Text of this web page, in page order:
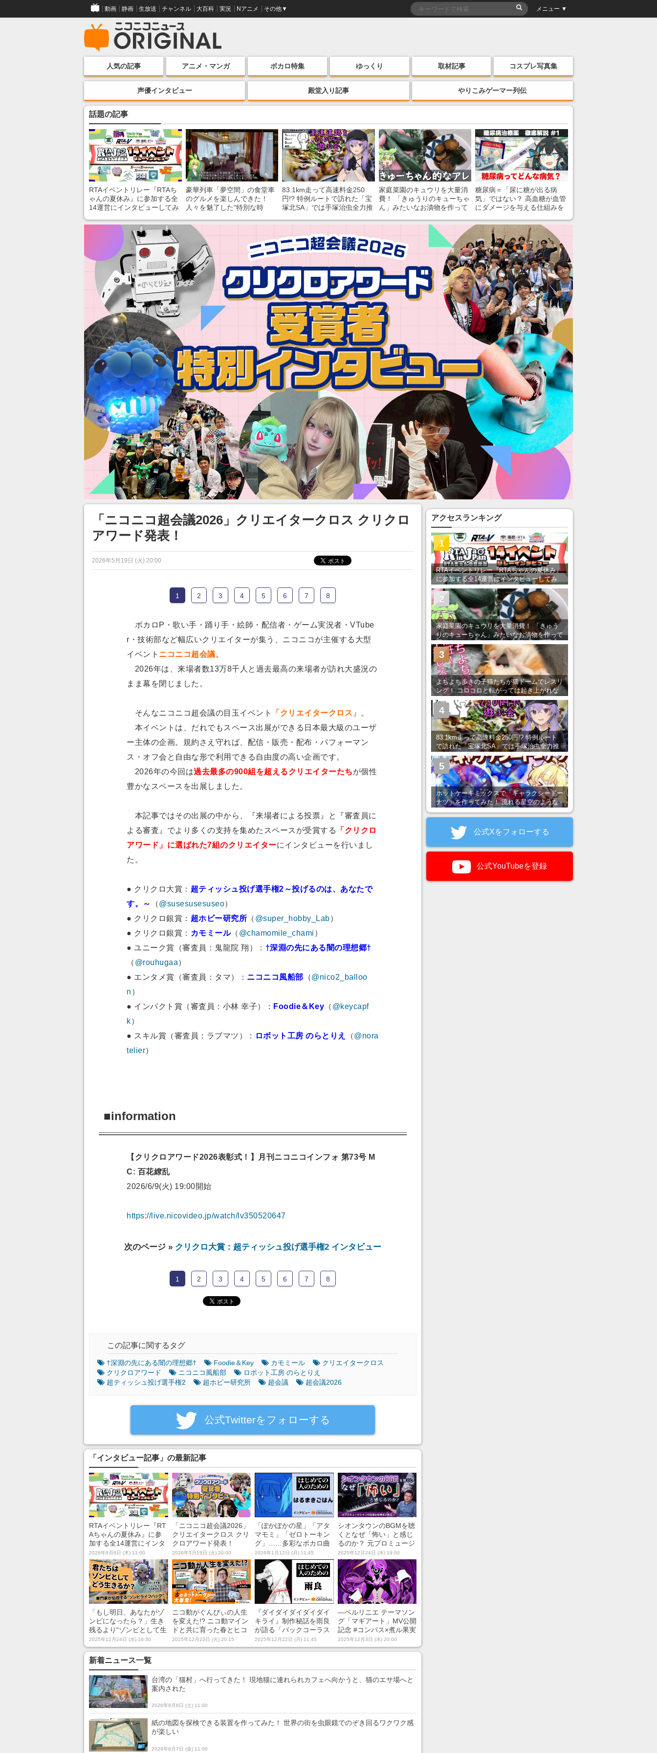
動画 静画 生放送 チャンネル 大百科 実況 Nアニメ その他▼ メニュー ▼
人気の記事 アニメ・マンガ ボカロ特集 ゆっくり 取材記事 コスプレ写真集
声優インタビュー 殿堂入り記事 やりこみゲーマー列伝
話題の記事
RTAイベントリレー『RTAち
ゃんの夏休み』に参加する全
14運営にインタビューしてみ
ンネルの貸し出しを利用し8/9
から1週間にわたって開催
豪華列車「夢空間」の食堂車
のグルメを楽しんできた！
人々を魅了した“特別な時
あ」「行ってみたい」の声
83.1km走って高速料金250
円!? 特例ルートで訪れた「宝
塚北SA」では手塚治虫全力推
家庭菜園のキュウリを大量消
費！ 「きゅうりのキューちゃ
ん」みたいなお漬物を作って
糖尿病＝「尿に糖が出る病
気」ではない？ 高血糖が血管
にダメージを与える仕組みを
「ニコニコ超会議2026」クリエイタークロス クリクロ
アワード発表！
2026年5月19日 (火) 20:00
1 2 3 4 5 6 7 8
ボカロP・歌い手・踊り手・絵師・配信者・ゲーム実況者・VTube
r・技術部など幅広いクリエイターが集う、ニコニコが主催する大型
イベント ニコニコ超会議。
2026年は、来場者数13万8千人と過去最高の来場者が訪れ大盛況の
まま幕を閉じました。
そんなニコニコ超会議の目玉イベント 「クリエイタークロス」
。
本イベントは、だれでもスペース出展ができる日本最大級のユーザ
ー主体の企画。規約さえ守れば、配信・販売・配布・パフォーマン
ス・オフ会と自由な形で利用できる自由度の高い企画です。
2026年の今回は過去最多の900組を超えるクリエイターたちが個性
豊かなスペースを出展しました。
本記事ではその出展の中から、『来場者による投票』と『審査員に
よる審査』でより多くの支持を集めたスペースが受賞する
「クリクロ
アワード」に選ばれた7組のクリエイターにインタビューを行いまし
た。
● クリクロ大賞： 超ティッシュ投げ選手権2～投げるのは、あなたで
す。～
（@susesusesuseo）
● クリクロ銀賞： 超ホビー研究所 （ @super_hobby_Lab）
● クリクロ銀賞： カモミール（ @chamomile_chami ）
● ユニーク賞（審査員：鬼龍院 翔）： †深淵の先にある闇の理想郷†
（ @rouhugaa）
● エンタメ賞（審査員：タマ）： ニコニコ風船部 （@nico2_balloo
n ）
● インパクト賞（審査員：小林 幸子）： Foodie＆Key （ @keycapf
k）
● スキル賞（審査員：ラブマツ）：
ロボット工房 のらとりえ （@nora
telier）
■information
【クリクロアワード2026表彰式！】月刊ニコニコインフォ 第73号 M
C: 百花繚乱
2026/6/9(火) 19:00開始
https://live.nicovideo.jp/watch/lv350520647
次のページ » クリクロ大賞：超ティッシュ投げ選手権2 インタビュー
1 2 3 4 5 6 7 8
この記事に関するタグ
†深淵の先にある闇の理想郷† Foodie＆Key カモミール
クリエイタークロス
クリクロアワード
ニコニコ風船部
ロボット工房 のらとりえ
超ティッシュ投げ選手権2
超ホビー研究所 超会議 超会議2026
‎公式Twitterをフォローする
「インタビュー記事」の最新記事
RTAイベントリレー『RT
Aちゃんの夏休み』に参
加する全14運営にインタ
ビューしてみた！ 「RTA
in Japan」のチャンネル
の貸し出しを利用し8/9か
ら1週間にわたって開催
2026年8月6日 (木) 11:00
「ニコニコ超会議2026」
クリエイタークロス クリ
クロアワード発表！
2026年5月19日 (火) 20:00
「ぽかぽかの星」「アタ
マモミ」「ゼロトーキン
グ」……多彩なボカロ曲
を音楽＆ＭＶ共に手掛け
るボカロＰ・はるまきご
はんの創作の秘密に迫
る！【はじめて聴く人の
ためのインタビュー】
2026年1月12日 (月) 11:45
シオンタウンのBGMを聴
くとなぜ「怖い」と感じ
るのか？ 元プロミュージ
シャンの音楽心理学者が
解説
2025年12月24日 (水) 19:00
「もし明日、あなたがゾ
ンビになったら？」生き
残るより“ゾンビとして生
きる”ためのライフハック
を専門家に聞いてみた
【近畿大学総合社会学部
ゾンビ先生（岡本健教
授）】
2025年12月24日 (水) 18:30
ニコ動がぐんぴぃの人生
を変えた!? ニコ動マイン
ドと共に育った春とヒコ
ーキが当時のミーム・音
MAD・釣り動画など“ニ
2025年12月23日 (火) 20:15
『ダイダイダイダイダイ
キライ』制作秘話を雨良
が語る「バックコーラス
をSNSで募集していた」
【はじめて聴く人のため
2025年12月22日 (月) 11:45
―ペルリニエ テーマソン
グ「マギアート」MV公開
記念 #コンパス×煮ル果実
×革蝉対談！ テーマソン
グ＆MV作成秘話や楽曲に
2025年12月3日 (水) 20:00
新着ニュース一覧
台湾の「猫村」へ行ってきた！ 現地猫に連れられカフェへ向かうと、猫のエサ場へと
案内された
2026年8月8日 (土) 11:00
紙の地図を探検できる装置を作ってみた！ 世界の街を虫眼鏡でのぞき回るワクワク感
が楽しい
2026年8月7日 (金) 11:00
アクセスランキング
RTAイベントリレー『RTAちゃんの夏休み』
に参加する全14運営にインタビューしてみ
た！ 「RTA in Japan」のチャンネルの貸し
出しを利用し8/9から1週間にわたって開催
1
家庭菜園のキュウリを大量消費！ 「きゅう
りのキューちゃん」みたいなお漬物を作って
みた
2
よちよち歩きの子猫たちが猫ドームでレスリ
ング！ コロコロと転がっては起き上がれな
い姿が可愛すぎる
3
83.1km走って高速料金250円!? 特例ルート
で訪れた「宝塚北SA」では手塚治虫全力推
し＆関西グルメが楽しめる！
4
ホットケーキミックスで「ギャラクシードー
ナツ」を作ってみた！ 流れる星空のような
レンチン・レシピを紹介
5
公式Xをフォローする
公式YouTubeを登録